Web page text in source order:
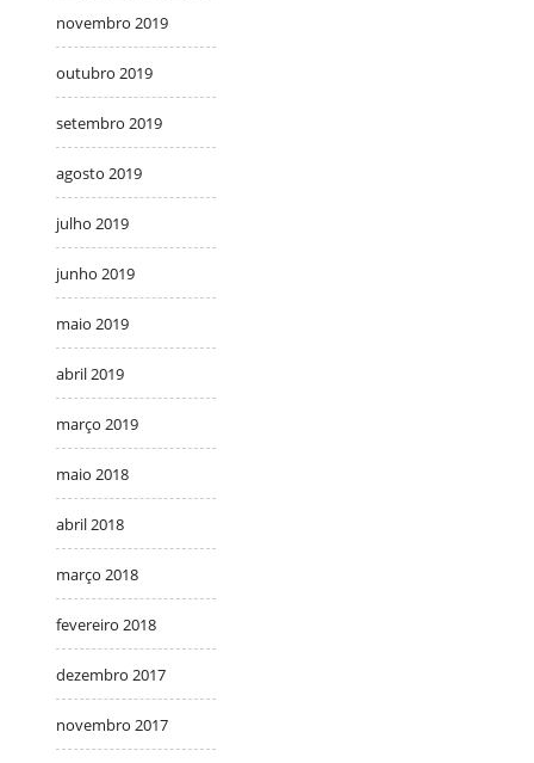
novembro 2019
outubro 2019
setembro 2019
agosto 2019
julho 2019
junho 2019
maio 2019
abril 2019
março 2019
maio 2018
abril 2018
março 2018
fevereiro 2018
dezembro 2017
novembro 2017